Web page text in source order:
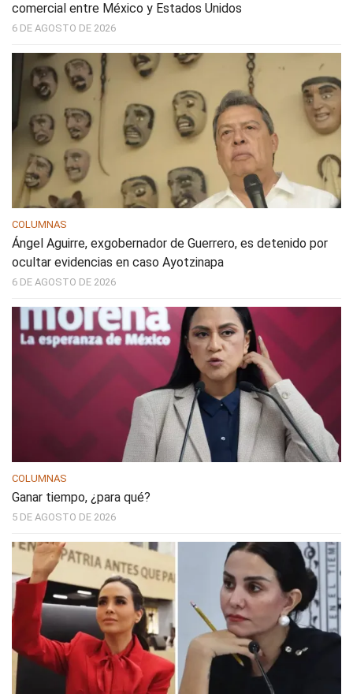
comercial entre México y Estados Unidos
6 DE AGOSTO DE 2026
COLUMNAS
Ángel Aguirre, exgobernador de Guerrero, es detenido por
ocultar evidencias en caso Ayotzinapa
6 DE AGOSTO DE 2026
COLUMNAS
Ganar tiempo, ¿para qué?
5 DE AGOSTO DE 2026